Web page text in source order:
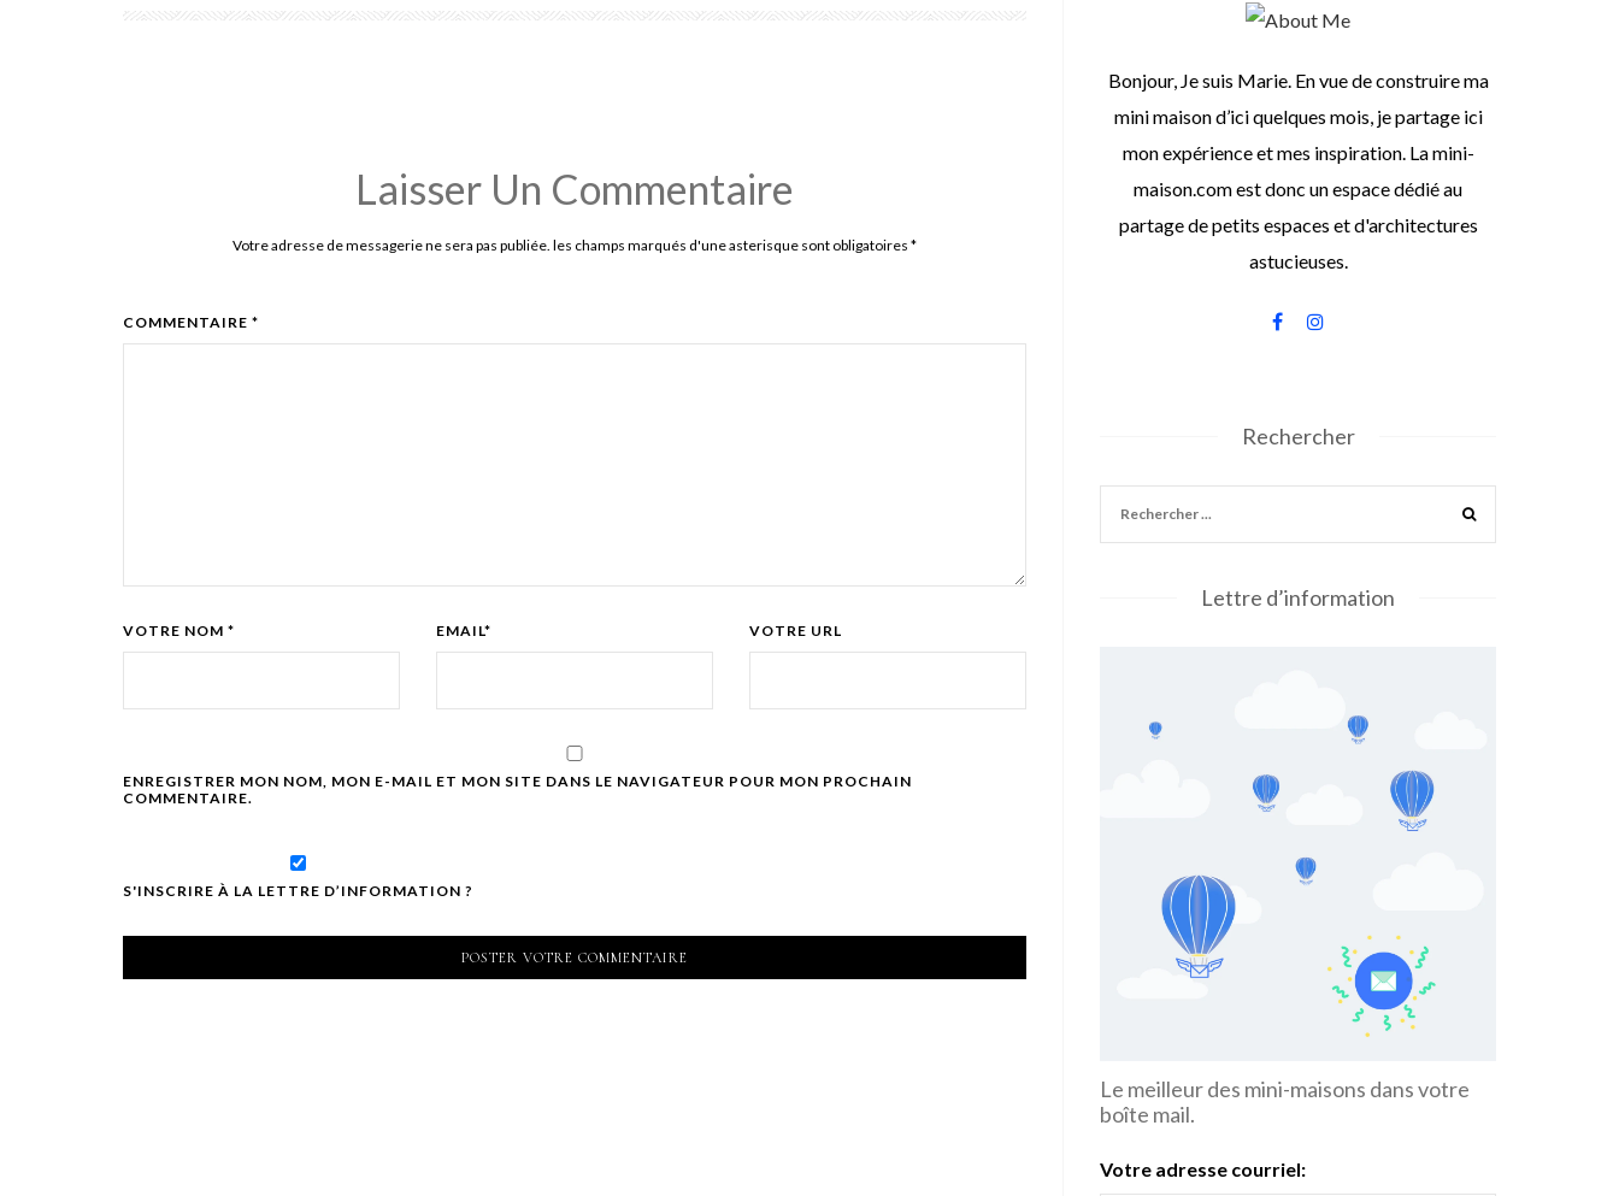
Laisser Un Commentaire
Votre adresse de messagerie ne sera pas publiée. les champs marqués d'une asterisque sont obligatoires *
COMMENTAIRE *
VOTRE NOM * EMAIL* VOTRE URL
ENREGISTRER MON NOM, MON E-MAIL ET MON SITE DANS LE NAVIGATEUR POUR MON PROCHAIN
COMMENTAIRE.
S'INSCRIRE À LA LETTRE D’INFORMATION ?
Bonjour, Je suis Marie. En vue de construire ma
mini maison d’ici quelques mois, je partage ici
mon expérience et mes inspiration. La mini-
maison.com est donc un espace dédié au
partage de petits espaces et d'architectures
astucieuses.
Rechercher
Lettre d’information
Le meilleur des mini-maisons dans votre
boîte mail.
Votre adresse courriel: